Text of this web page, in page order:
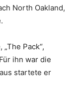
North Oakland,
Pack“,
ihn war die
startete er